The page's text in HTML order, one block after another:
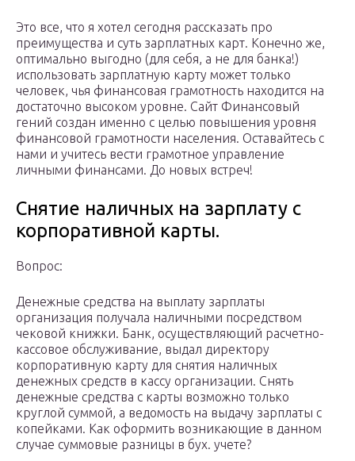
Это все, что я хотел сегодня рассказать про
преимущества и суть зарплатных карт. Конечно же,
оптимально выгодно (для себя, а не для банка!)
использовать зарплатную карту может только
человек, чья финансовая грамотность находится на
достаточно высоком уровне. Сайт Финансовый
гений создан именно с целью повышения уровня
финансовой грамотности населения. Оставайтесь с
нами и учитесь вести грамотное управление
личными финансами. До новых встреч!
Cнятие наличных на зарплату с
корпоративной карты.
Вопрос:
Денежные средства на выплату зарплаты
организация получала наличными посредством
чековой книжки. Банк, осуществляющий расчетно-
кассовое обслуживание, выдал директору
корпоративную карту для снятия наличных
денежных средств в кассу организации. Снять
денежные средства с карты возможно только
круглой суммой, а ведомость на выдачу зарплаты с
копейками. Как оформить возникающие в данном
случае суммовые разницы в бух. учете?